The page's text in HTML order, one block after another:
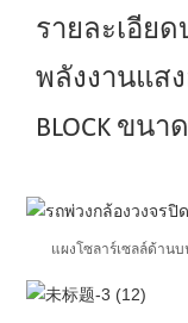
รายละเอียด
พลังงานแส
BLOCK ขนา
แผงโซลาร์เซลล์ด้าน